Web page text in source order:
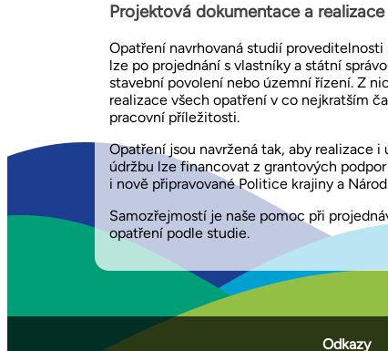
Projektová dokumentace a realizace
Opatření navrhovaná studií
lze po projednání s vlastníky a státní
stavební povolení nebo územní řízení. Z
realizace všech opatření v co nejkratším
pracovní příležitosti.
Opatření jsou navržená tak, aby realizace
údržbu lze financovat z grantových
i nově připravované Politice krajiny a
Samozřejmostí je naše pomoc při
opatření podle studie.
Odkazy